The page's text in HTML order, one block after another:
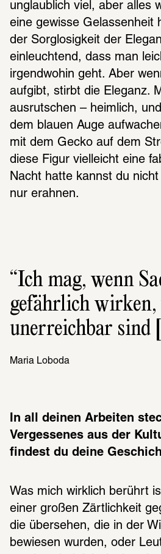
unglaublich viel, aber alles
eine gewisse Gelassenheit
der Sorglosigkeit der
einleuchtend, dass man
irgendwohin geht. Aber
aufgibt, stirbt die Eleganz.
ausrutschen – heimlich,
dem blauen Auge
mit dem Gecko auf dem
diese Figur vielleicht eine
Nacht hatte kannst du
nur erahnen.
Ich mag, wenn
gefährlich wirken,
unerreichbar sind
Maria Loboda
In all deinen Arbeiten
Vergessenes aus der
findest du deine
Was mich wirklich berührt
einer großen Zärtlichkeit
die übersehen, die in der
bewiesen wurden, oder